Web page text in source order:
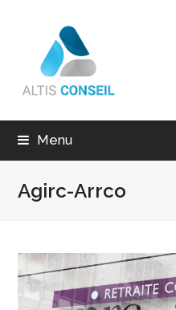
Menu
Agirc-Arrco